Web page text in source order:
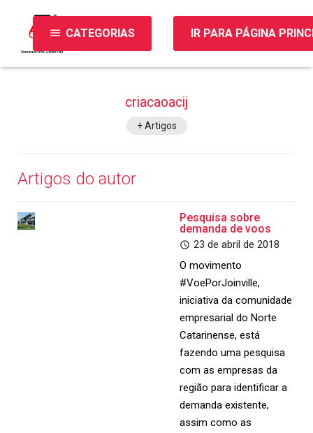
menu CATEGORIAS IR PARA PÁGINA
criacaoacij
+ Artigos
Artigos do autor
Pesquisa sobre
demanda de voos
23 de abril de 2018
O movimento
#VoePorJoinville,
iniciativa da comunidade
empresarial do Norte
Catarinense, está
fazendo uma pesquisa
com as empresas da
região para identificar a
demanda existente,
assim como as